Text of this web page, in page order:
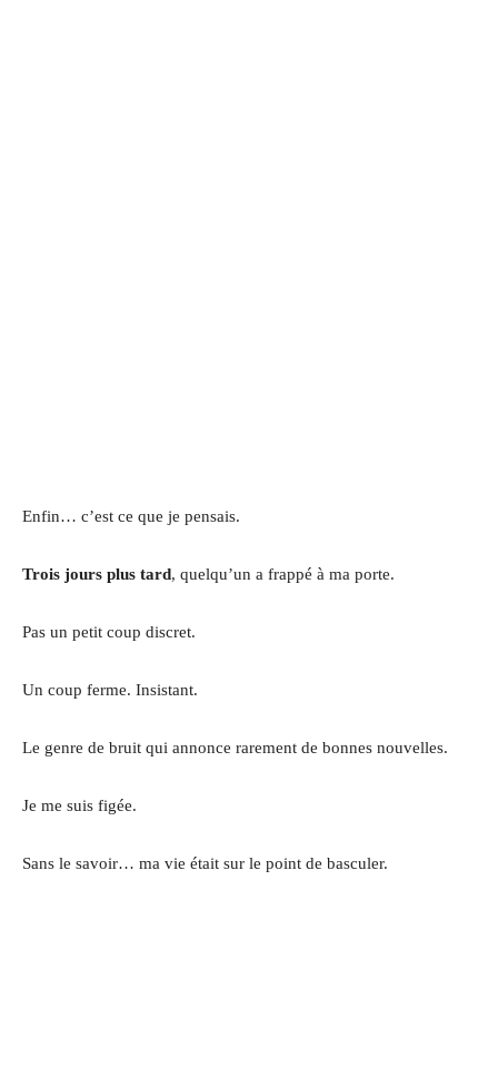
Enfin… c’est ce que je pensais.
Trois jours plus tard, quelqu’un a frappé à ma porte.
Pas un petit coup discret.
Un coup ferme. Insistant.
Le genre de bruit qui annonce rarement de bonnes nouvelles.
Je me suis figée.
Sans le savoir… ma vie était sur le point de basculer.